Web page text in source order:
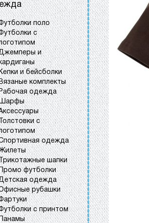
поло
с
и
Кепки и бейсболки
комплекты
Рабочая одежда
с
одежда
шапки
футболки
одежда
рубашки
с принтом
Панамы